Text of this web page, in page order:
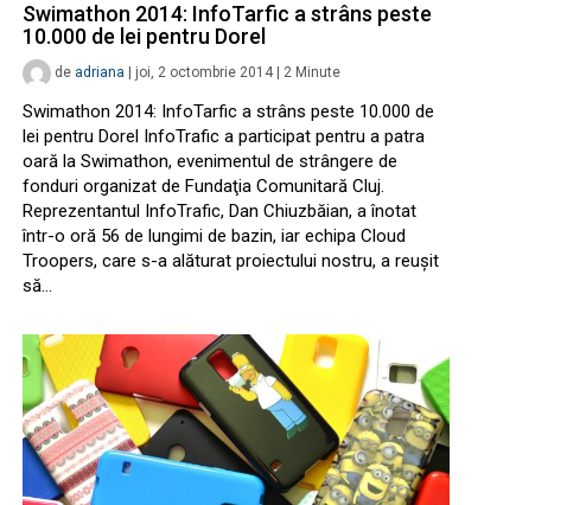
Swimathon 2014: InfoTarfic a strâns peste
10.000 de lei pentru Dorel
de adriana joi, 2 octombrie 2014 2 Minute
Swimathon 2014: InfoTarfic a strâns peste 10.000 de
lei pentru Dorel InfoTrafic a participat pentru a patra
oară la Swimathon, evenimentul de strângere de
fonduri organizat de Fundaţia Comunitară Cluj.
Reprezentantul InfoTrafic, Dan Chiuzbăian, a înotat
într-o oră 56 de lungimi de bazin, iar echipa Cloud
Troopers, care s-a alăturat proiectului nostru, a reuşit
să…